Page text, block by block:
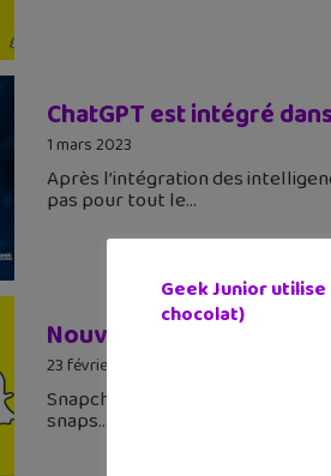
ChatGPT est intégré
1 mars 2023
Après l’intégration des
pas pour tout le
Nouveautés Snapchat :
23 février 2023
Snapchat vient d’annoncer
snaps.
Geek Junior
chocolat)